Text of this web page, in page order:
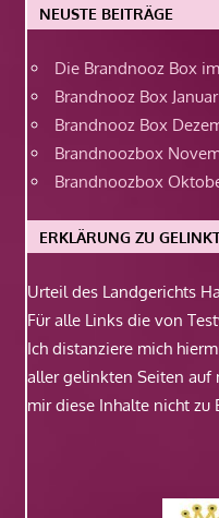
NEUSTE BEITRÄGE
Die Brandnooz Box
Brandnooz Box
Brandnooz Box
Brandnoozbox
Brandnoozbox
ERKLÄRUNG ZU
Urteil des Landgerichts
Für alle Links die von
Ich distanziere mich
aller gelinkten Seiten auf
mir diese Inhalte nicht zu